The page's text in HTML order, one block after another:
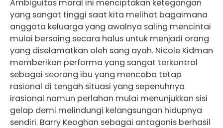
Ambiguitas moral ini menciptakan ketegangan
yang sangat tinggi saat kita melihat bagaimana
anggota keluarga yang awalnya saling mencintai
mulai bersaing secara halus untuk menjadi orang
yang diselamatkan oleh sang ayah. Nicole Kidman
memberikan performa yang sangat terkontrol
sebagai seorang ibu yang mencoba tetap
rasional di tengah situasi yang sepenuhnya
irasional namun perlahan mulai menunjukkan sisi
gelap demi melindungi kelangsungan hidupnya
sendiri. Barry Keoghan sebagai antagonis berhasil